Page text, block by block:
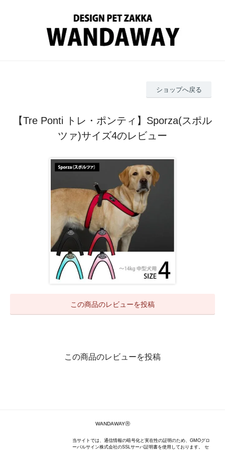
ショップへ戻る
【Tre Ponti トレ・ポンティ】Sporza(スポル
ツァ)サイズ4のレビュー
この商品のレビューを投稿
この商品のレビューを投稿
WANDAWAYⓇ
当サイトでは、通信情報の暗号化と実在性の証明のため、GMOグロ
ーバルサイン株式会社のSSLサーバ証明書を使用しております。 セ